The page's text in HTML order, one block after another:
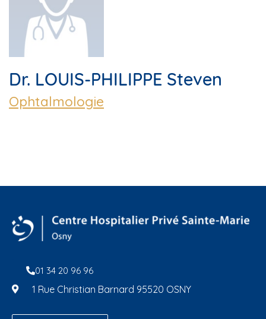
Dr. LOUIS-PHILIPPE Steven
Ophtalmologie
01 34 20 96 96
1 Rue Christian Barnard 95520 OSNY